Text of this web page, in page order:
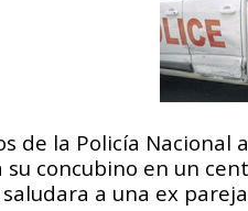
de la Policía Nacional
su concubino en un
a una ex